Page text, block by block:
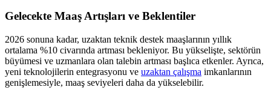
Gelecekte Maaş Artışları ve Beklentiler
2026 sonuna kadar, uzaktan teknik destek maaşlarının yıllık
ortalama %10 civarında artması bekleniyor. Bu yükselişte, sektörün
büyümesi ve uzmanlara olan talebin artması başlıca etkenler. Ayrıca,
yeni teknolojilerin entegrasyonu ve uzaktan çalışma imkanlarının
genişlemesiyle, maaş seviyeleri daha da yükselebilir.